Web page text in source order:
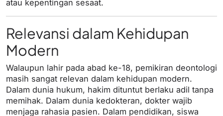
atau kepentingan sesaat.
Relevansi dalam Kehidupan
Modern
Walaupun lahir pada abad ke-18, pemikiran deontologi
masih sangat relevan dalam kehidupan modern.
Dalam dunia hukum, hakim dituntut berlaku adil tanpa
memihak. Dalam dunia kedokteran, dokter wajib
menjaga rahasia pasien. Dalam pendidikan, siswa